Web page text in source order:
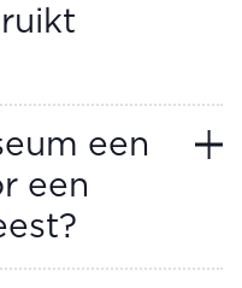
een
een